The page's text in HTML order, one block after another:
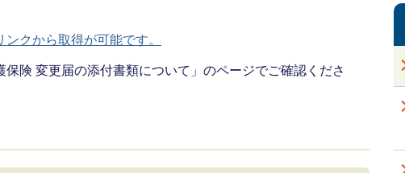
クから取得が可能です。
険 変更届の添付書類について」のページでご確認くださ